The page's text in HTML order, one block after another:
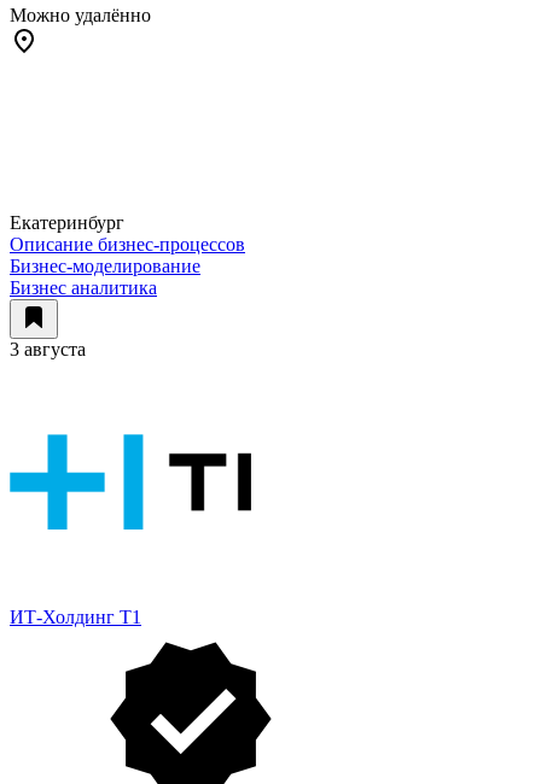
Можно удалённо
Екатеринбург
Описание бизнес-процессов
Бизнес-моделирование
Бизнес аналитика
3 августа
ИТ-Холдинг Т1